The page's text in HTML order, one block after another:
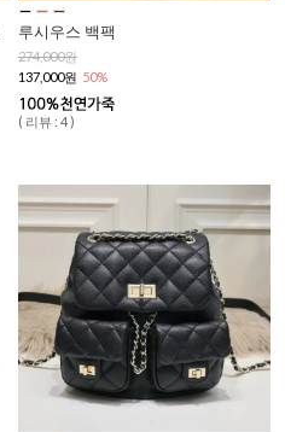
루시우스 백팩
274,000원
137,000원 50%
( 리뷰 : 4 )